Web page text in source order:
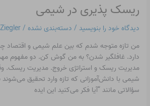
ریسک پذیری در شیمی
دیدگاه‌ خود را بنویسید / دسته‌بندی نشده /
من تازه متوجه شدم که بین علم شیمی و اقتصاد
دارد. غافلگیر شدن؟ به من گوش کن. دو مفهوم
مدیریت ریسک و استراتژی خروج. مدیریت ریسک.
شیمی با دانش‌آموزانی که تازه وارد تحقیق
سؤالاتی مانند “آیا فکر می‌کنید این ایده
ریسک
پذیری
در
شیمی